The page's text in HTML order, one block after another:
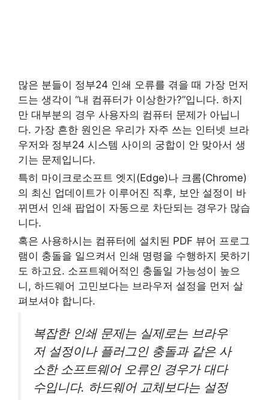
많은 분들이 정부24 인쇄 오류를 겪을 때 가장 먼저
드는 생각이 “내 컴퓨터가 이상한가?”입니다. 하지
만 대부분의 경우 사용자의 컴퓨터 문제가 아닙니
다. 가장 흔한 원인은 우리가 자주 쓰는 인터넷 브라
우저와 정부24 시스템 사이의 궁합이 안 맞아서 생
기는 문제입니다.
특히 마이크로소프트 엣지(Edge)나 크롬(Chrome)
의 최신 업데이트가 이루어진 직후, 보안 설정이 바
뀌면서 인쇄 팝업이 자동으로 차단되는 경우가 많습
니다.
혹은 사용하시는 컴퓨터에 설치된 PDF 뷰어 프로그
램이 충돌을 일으켜서 인쇄 명령을 수행하지 못하기
도 하고요. 소프트웨어적인 충돌일 가능성이 높으
니, 하드웨어 고민보다는 브라우저 설정을 먼저 살
펴보셔야 합니다.
복잡한 인쇄 문제는 실제로는 브라우
저 설정이나 플러그인 충돌과 같은 사
소한 소프트웨어 오류인 경우가 대다
수입니다. 하드웨어 교체보다는 설정